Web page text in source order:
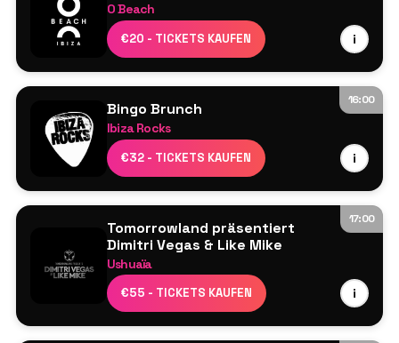
O Beach
€20 - TICKETS KAUFEN i
Ardent
Dayl
Damon Hess
Jamie Love
Morgan Kasiera
Lucy Jane
Perry Martin
M3 Ibiza Live-Musiker-Show
16:00
Bingo Brunch
Ibiza Rocks
€32 - TICKETS KAUFEN i
Resident DJs
17:00
Tomorrowland präsentiert
Dimitri Vegas & Like Mike
Ushuaïa
€55 - TICKETS KAUFEN i
Dimitri Vegas & Like Mike
Mehr in Kürze